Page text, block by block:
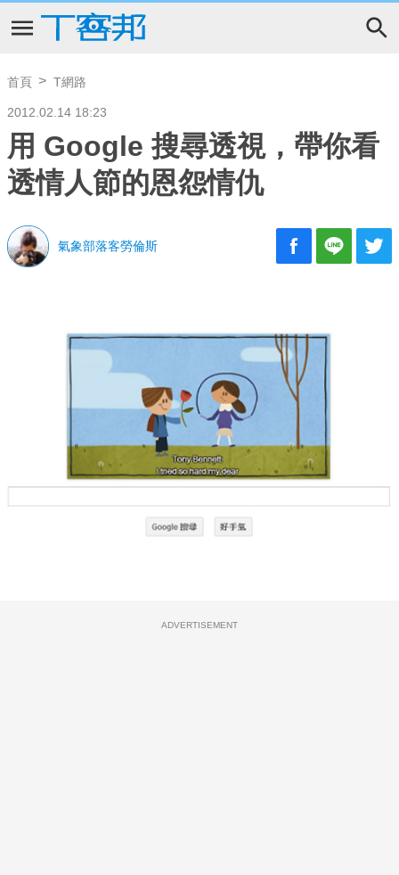
首頁 T網路
2012.02.14 18:23
用 Google 搜尋透視，帶你看
透情人節的恩怨情仇
氣象部落客勞倫斯
ADVERTISEMENT